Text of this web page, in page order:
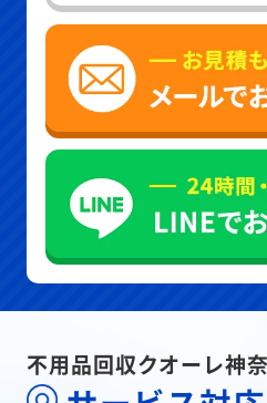
不用品回収クオーレ神